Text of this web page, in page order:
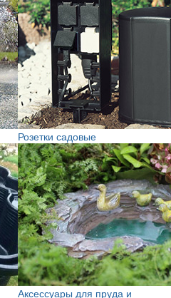
Розетки садовые
Аксессуары для пруда и